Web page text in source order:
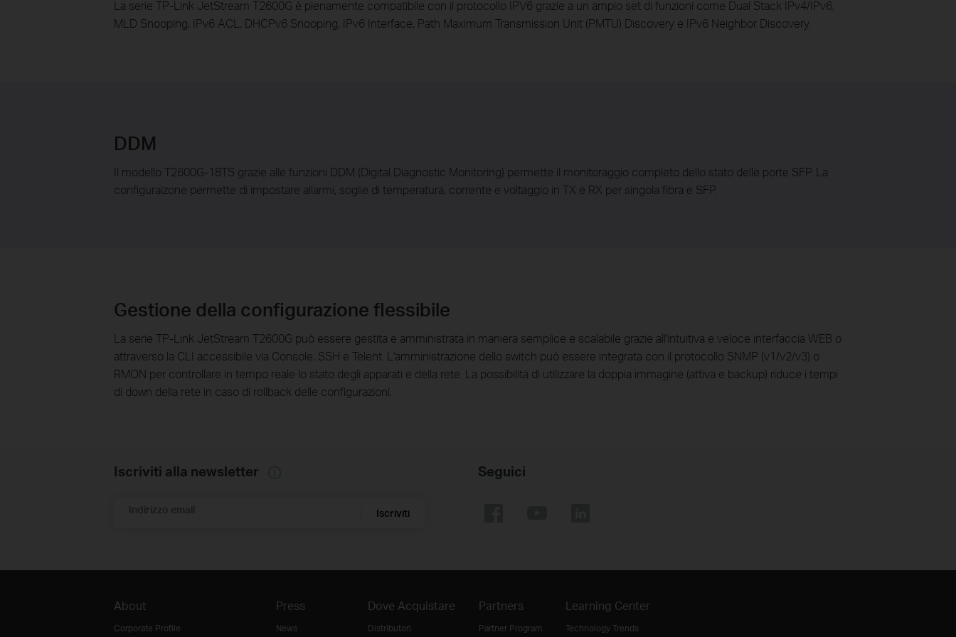
La serie TP-Link JetStream T2600G è pienamente compatibile con il protocollo IPV6 grazie a un ampio set di funzioni come Dual Stack IPv4/IPv6,
MLD Snooping, IPv6 ACL, DHCPv6 Snooping, IPv6 Interface, Path Maximum Transmission Unit (PMTU) Discovery e IPv6 Neighbor Discovery.
DDM
Il modello T2600G-18TS grazie alle funzioni DDM (Digital Diagnostic Monitoring) permette il monitoraggio completo dello stato delle porte SFP. La
configuraizone permette di impostare allarmi, soglie di temperatura, corrente e voltaggio in TX e RX per singola fibra e SFP.
Gestione della configurazione flessibile
La serie TP-Link JetStream T2600G può essere gestita e amministrata in maniera semplice e scalabile grazie all'intuitiva e veloce interfaccia WEB o
attraverso la CLI accessibile via Console, SSH e Telent. L'amministrazione dello switch può essere integrata con il protocollo SNMP (v1/v2/v3) o
RMON per controllare in tempo reale lo stato degli apparati e della rete. La possibilità di utilizzare la doppia immagine (attiva e backup) riduce i tempi
di down della rete in caso di rollback delle configurazioni.
Iscriviti alla newsletter
Indirizzo email Iscriviti
Seguici
About
Corporate Profile
Press
News
Dove Acquistare
Distributori
Partners
Partner Program
Learning Center
Technology Trends